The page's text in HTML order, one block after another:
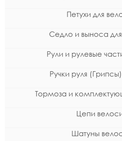
Петухи для
Седло и выноса
Рули и рулевые
Ручки руля
Тормоза и
Цепи
Шатуны